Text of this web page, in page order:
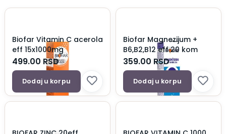
Biofar Vitamin C acerola
eff 15x1000mg
499.00 RSD
Dodaj u korpu
Biofar Magnezijum +
B6,B2,B12 eff 20 kom
359.00 RSD
Dodaj u korpu